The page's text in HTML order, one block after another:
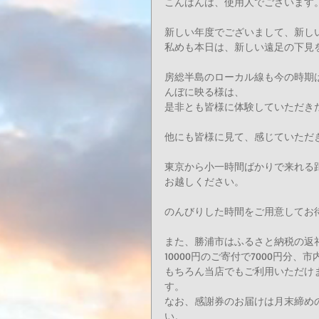
新しい年度でございまして、新
私めも本日は、新しい遠足の下見
房総半島のローカル線も今の時
んぼに映る様は、
是非とも皆様に体験していただき
他にも皆様に見て、感じていた
東京から小一時間ばかりで来れ
お越しください。
のんびりした時間をご用意してお
また、勝浦市はふるさと納税の
10000円のご寄付で7000円分、市
もちろん当店でもご利用いただ
す。
なお、感謝券のお届けは月末締
い。